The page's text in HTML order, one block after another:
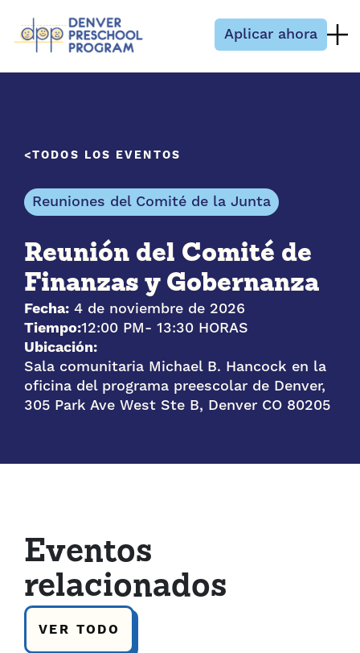
Aplicar ahora
TODOS LOS EVENTOS
Reuniones del Comité de la Junta
Reunión del Comité de
Finanzas y Gobernanza
Fecha: 4 de noviembre de 2026
Tiempo:12:00 PM- 13:30 HORAS
Ubicación:
Sala comunitaria Michael B. Hancock en la
oficina del programa preescolar de Denver,
305 Park Ave West Ste B, Denver CO 80205
Eventos
relacionados
VER TODO